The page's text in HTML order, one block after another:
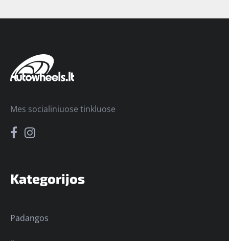
Kategorijos
Padangos
Mes socialiniuose tinkluose